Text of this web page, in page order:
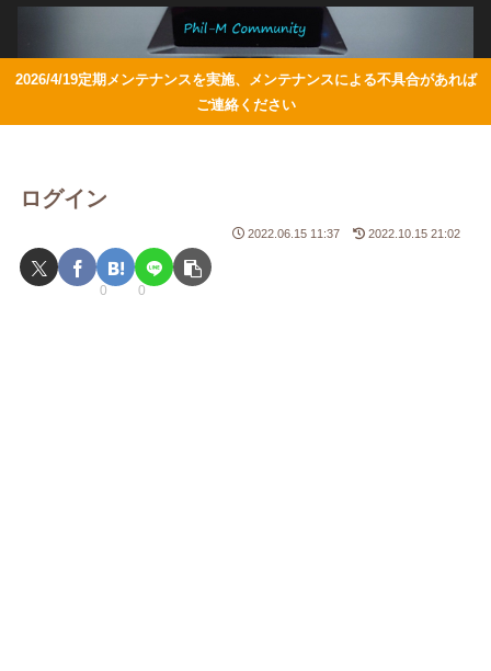
2026/4/19定期メンテナンスを実施、メンテナンスによる不具合があれば
ご連絡ください
ログイン
2022.06.15 11:37 2022.10.15 21:02
0 0